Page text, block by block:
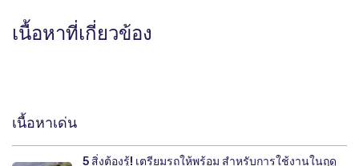
เนื้อหาที่เกี่ยวข้อง
เนื้อหาเด่น
5 สิ่งต้องรู้! เตรียมรถให้พร้อม สำหรับการใช้งานในฤดู